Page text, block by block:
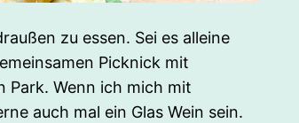
zu essen. Sei es alleine
Picknick mit
Park. Wenn ich mich mit
auch mal ein Glas Wein sein.